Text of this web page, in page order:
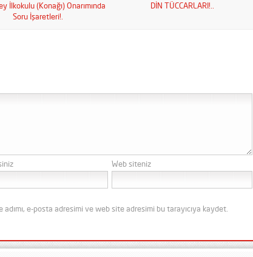
İlkokulu (Konağı) Onarımında
Soru İşaretleri!.
DİN TÜCCARLARI!..
Web siteniz
e-posta adresimi ve web site adresimi bu tarayıcıya kaydet.